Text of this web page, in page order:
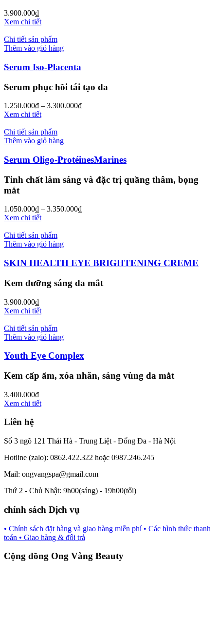
3.900.000₫
Xem chi tiết
Chi tiết sản phẩm
Thêm vào giỏ hàng
Serum Iso-Placenta
Serum phục hồi tái tạo da
1.250.000₫ – 3.300.000₫
Xem chi tiết
Chi tiết sản phẩm
Thêm vào giỏ hàng
Serum Oligo-ProtéinesMarines
Tinh chất làm sáng và đặc trị quầng thâm, bọng
mắt
1.050.000₫ – 3.350.000₫
Xem chi tiết
Chi tiết sản phẩm
Thêm vào giỏ hàng
SKIN HEALTH EYE BRIGHTENING CREME
Kem dưỡng sáng da mắt
3.900.000₫
Xem chi tiết
Chi tiết sản phẩm
Thêm vào giỏ hàng
Youth Eye Complex
Kem cấp ẩm, xóa nhăn, sáng vùng da mắt
3.400.000₫
Xem chi tiết
Liên hệ
Số 3 ngõ 121 Thái Hà - Trung Liệt - Đống Đa - Hà Nội
Hotline (zalo): 0862.422.322 hoặc 0987.246.245
Mail: ongvangspa@gmail.com
Thứ 2 - Chủ Nhật: 9h00(sáng) - 19h00(tối)
chính sách Dịch vụ
• Chính sách đặt hàng và giao hàng miễn phí • Các hình thức thanh
toán • Giao hàng & đổi trả
Cộng đồng Ong Vàng Beauty